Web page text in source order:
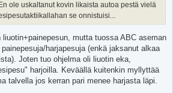
ole uskaltanut kovin likaista autoa pestä vielä
se onnistuisi...
mutta tuossa ABC aseman
harjapesuja (enkä jaksanut alkaa
Joten tuo ohjelma oli liuotin eka,
harjoilla. Keväällä kuitenkin myllyttää
talvella jos kerran pari menee harjasta läpi.